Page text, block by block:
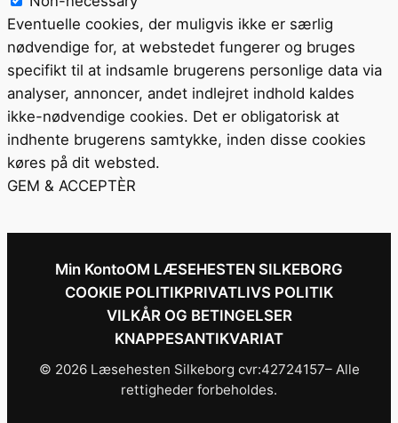
Eventuelle cookies, der muligvis ikke er særlig
nødvendige for, at webstedet fungerer og bruges
specifikt til at indsamle brugerens personlige data via
analyser, annoncer, andet indlejret indhold kaldes
ikke-nødvendige cookies. Det er obligatorisk at
indhente brugerens samtykke, inden disse cookies
køres på dit websted.
GEM & ACCEPTÈR
Min KontoOM LÆSEHESTEN SILKEBORG
COOKIE POLITIKPRIVATLIVS POLITIK
VILKÅR OG BETINGELSER
KNAPPESANTIKVARIAT
© 2026 Læsehesten Silkeborg cvr:42724157– Alle
rettigheder forbeholdes.